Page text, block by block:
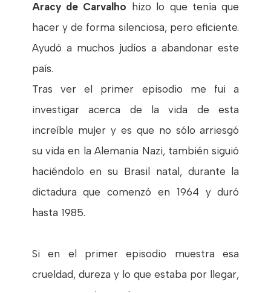
Aracy de Carvalho
hizo lo que tenía que
hacer y de forma silenciosa, pero eficiente.
Ayudó a muchos judíos a abandonar este
país.
Tras ver el primer episodio me fui a
investigar acerca de la vida de esta
increíble mujer y es que no sólo arriesgó
su vida en la Alemania Nazi, también siguió
haciéndolo en su Brasil natal, durante la
dictadura que comenzó en 1964 y duró
hasta 1985.
Si en el primer episodio muestra esa
crueldad, dureza y lo que estaba por llegar,